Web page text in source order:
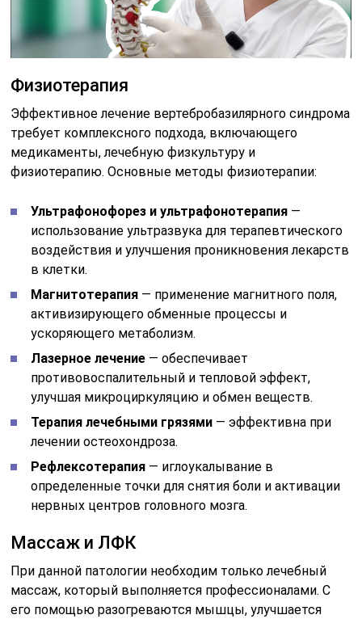
Физиотерапия
Эффективное лечение вертебробазилярного синдрома
требует комплексного подхода, включающего
медикаменты, лечебную физкультуру и
физиотерапию. Основные методы физиотерапии:
Ультрафонофорез и ультрафонотерапия —
использование ультразвука для терапевтического
воздействия и улучшения проникновения лекарств
в клетки.
Магнитотерапия — применение магнитного поля,
активизирующего обменные процессы и
ускоряющего метаболизм.
Лазерное лечение — обеспечивает
противовоспалительный и тепловой эффект,
улучшая микроциркуляцию и обмен веществ.
Терапия лечебными грязями — эффективна при
лечении остеохондроза.
Рефлексотерапия — иглоукалывание в
определенные точки для снятия боли и активации
нервных центров головного мозга.
Массаж и ЛФК
При данной патологии необходим только лечебный
массаж, который выполняется профессионалами. С
его помощью разогреваются мышцы, улучшается